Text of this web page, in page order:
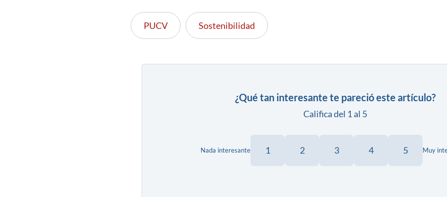
PUCV Sostenibilidad
¿Qué tan interesante te pareció este artículo?
Califica del 1 al 5
Nada interesante 1 2 3 4 5 Muy